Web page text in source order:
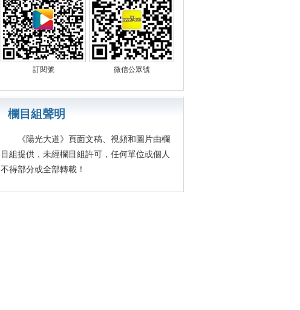
訂閱號 微信公眾號
欄目組聲明
《陽光大道》頁面文稿、視頻和圖片由欄
目組提供，未經欄目組許可，任何單位或個人
不得部分或全部轉載！